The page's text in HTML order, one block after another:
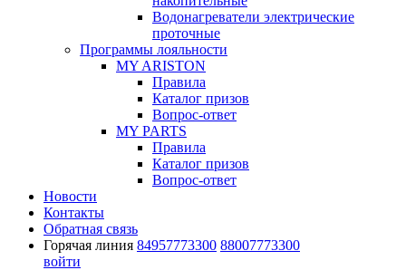
Водонагреватели электрические
проточные
Программы лояльности
MY ARISTON
Правила
Каталог призов
Вопрос-ответ
MY PARTS
Правила
Каталог призов
Вопрос-ответ
Новости
Контакты
Обратная связь
Горячая линия 84957773300 88007773300
войти